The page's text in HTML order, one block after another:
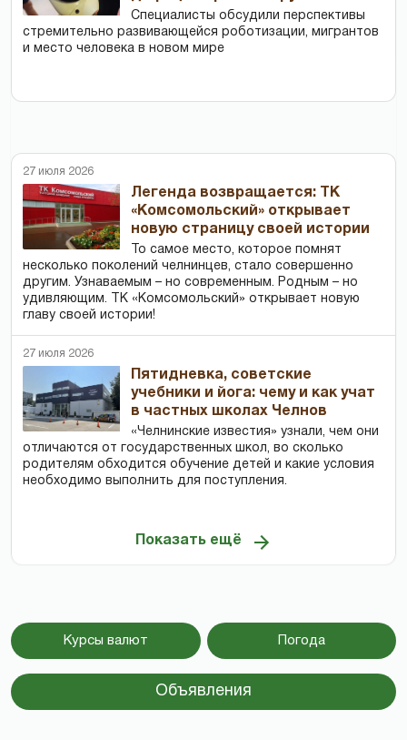
Специалисты обсудили перспективы
стремительно развивающейся роботизации, мигрантов
и место человека в новом мире
27 июля 2026
Легенда возвращается: ТК
«Комсомольский» открывает
новую страницу своей истории
То самое место, которое помнят
несколько поколений челнинцев, стало совершенно
другим. Узнаваемым – но современным. Родным – но
удивляющим. ТК «Комсомольский» открывает новую
главу своей истории!
27 июля 2026
Пятидневка, советские
учебники и йога: чему и как учат
в частных школах Челнов
«Челнинские известия» узнали, чем они
отличаются от государственных школ, во сколько
родителям обходится обучение детей и какие условия
необходимо выполнить для поступления.
Показать ещё
Курсы валют Погода
Объявления